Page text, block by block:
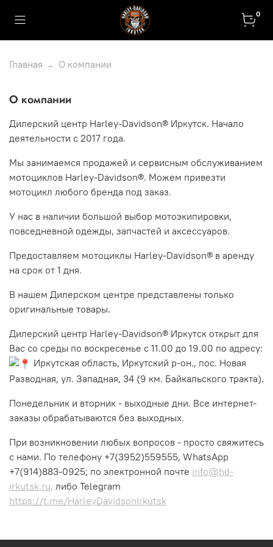
0
Главная О компании
О компании
Дилерский центр Harley-Davidson® Иркутск. Начало
деятельности с 2017 года.
Мы занимаемся продажей и сервисным обслуживанием
мотоциклов Harley-Davidson®. Можем привезти
мотоцикл любого бренда под заказ.
У нас в наличии большой выбор мотоэкипировки,
повседневной одежды, запчастей и аксессуаров.
Предоставляем мотоциклы Harley-Davidson® в аренду
на срок от 1 дня.
В нашем Дилерском центре представлены только
оригинальные товары.
Дилерский центр Harley-Davidson® Иркутск открыт для
Вас со среды по воскресенье с 11.00 до 19.00 по адресу:
Иркутская область, Иркутский р-он., пос. Новая
Разводная, ул. Западная, 34 (9 км. Байкальского тракта).
Понедельник и вторник - выходные дни. Все интернет-
заказы обрабатываются без выходных.
При возникновении любых вопросов - просто свяжитесь
с нами. По телефону +7(3952)559555, WhatsApp
+7(914)883-0925; по электронной почте info@hd-
irkutsk.ru, либо Telegram
https://t.me/HarleyDavidsonIrkutsk